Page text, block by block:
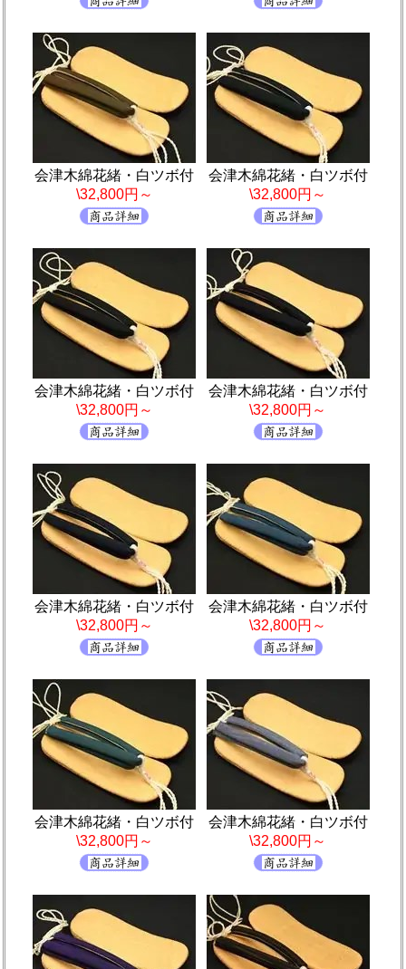
会津木綿花緒・白ツボ付
\32,800円～
会津木綿花緒・白ツボ付
\32,800円～
会津木綿花緒・白ツボ付
\32,800円～
会津木綿花緒・白ツボ付
\32,800円～
会津木綿花緒・白ツボ付
\32,800円～
会津木綿花緒・白ツボ付
\32,800円～
会津木綿花緒・白ツボ付
\32,800円～
会津木綿花緒・白ツボ付
\32,800円～